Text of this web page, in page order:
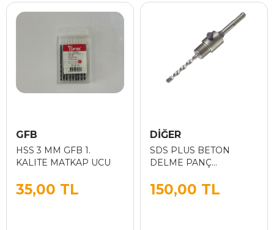
GFB
HSS 3 MM GFB 1.
KALITE MATKAP UCU
35,00 TL
DİĞER
SDS PLUS BETON
DELME PANÇ
150,00 TL